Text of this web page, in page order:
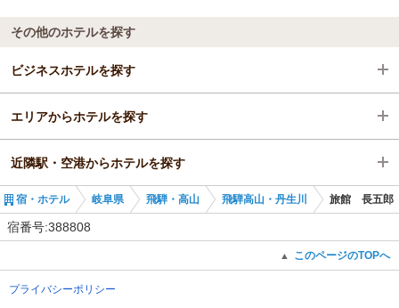
その他のホテルを探す
ビジネスホテルを探す
岐阜県
飛騨・高山
飛騨高山・丹生川
エリアからホテルを探す
岐阜県
飛騨・高山
近隣駅・空港からホテルを探す
高山駅
宿・ホテル 岐阜県 飛騨・高山 飛騨高山・丹生川 旅館 長五郎
宿番号:388808
▲ このページのTOPへ
プライバシーポリシー